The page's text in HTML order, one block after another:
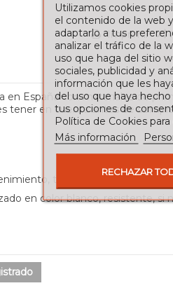
Imprimir
en España con materiales de
tener en cuenta antes de
tienes que evitar los
en color blanco, resistente,
Utilizamos cookies
el contenido de la web
adaptarlo a tus
analizar el tráfico de la
uso que haga del sitio
sociales, publicidad y
información que les
del uso que haya
tus opciones de
Política de Cookies
Más información
RECHAZAR